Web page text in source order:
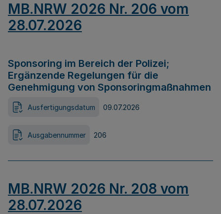
MB.NRW 2026 Nr. 206 vom
28.07.2026
Sponsoring im Bereich der Polizei;
Ergänzende Regelungen für die
Genehmigung von Sponsoringmaßnahmen
Ausfertigungsdatum 09.07.2026
Ausgabennummer 206
MB.NRW 2026 Nr. 208 vom
28.07.2026